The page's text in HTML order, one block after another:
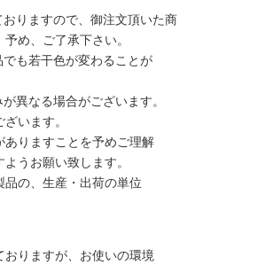
りますので、御注文頂いた商
め、ご了承下さい。
も若干色が変わることが
異なる場合がございます。
います。
りますことを予めご理解
うお願い致します。
品の、生産・出荷の単位
りますが、お使いの環境